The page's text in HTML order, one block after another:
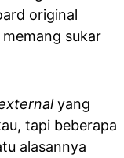
original
sukar
yang
tapi beberapa
alasannya